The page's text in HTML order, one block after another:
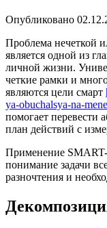
Опубликовано
Проблема нечеткой
является одной из
личной жизни.
четкие рамки и
являются цели смарт
ya-obuchalsya-na-
помогает перевести
план действий с
Применение SMART-
понимание задачи
разночтения и